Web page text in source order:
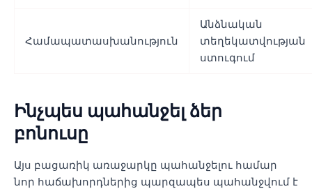
Համապատասխանություն
Անձնական
տեղեկատվության
ստուգում
Ինչպես պահանջել ձեր
բոնուսը
Այս բացառիկ առաջարկը պահանջելու համար
նոր հաճախորդներից պարզապես պահանջվում է